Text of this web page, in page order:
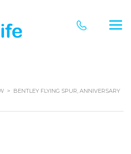
> BENTLEY FLYING SPUR, ANNIVERSARY